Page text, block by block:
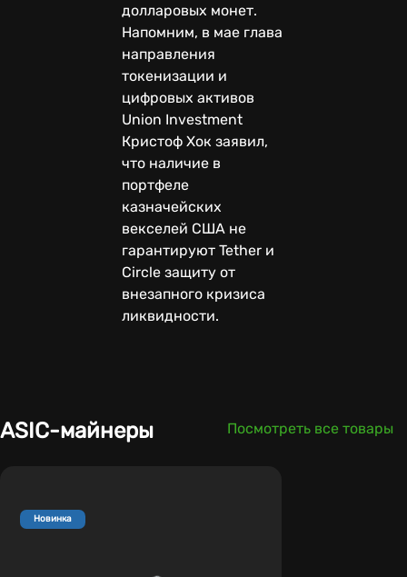
долларовых монет.
Напомним, в мае глава
направления
токенизации и
цифровых активов
Union Investment
Кристоф Хок заявил,
что наличие в
портфеле
казначейских
векселей США не
гарантируют Tether и
Circle защиту от
внезапного кризиса
ликвидности.
ASIC-майнеры Посмотреть все товары
Новинка